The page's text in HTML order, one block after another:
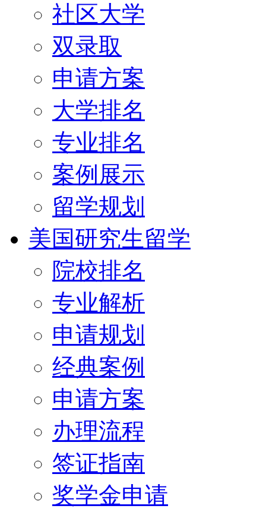
社区大学
双录取
申请方案
大学排名
专业排名
案例展示
留学规划
美国研究生留学
院校排名
专业解析
申请规划
经典案例
申请方案
办理流程
签证指南
奖学金申请